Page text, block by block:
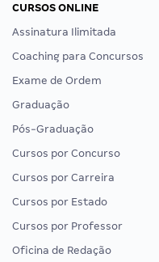
CURSOS ONLINE
Assinatura Ilimitada
Coaching para Concursos
Exame de Ordem
Graduação
Pós-Graduação
Cursos por Concurso
Cursos por Carreira
Cursos por Estado
Cursos por Professor
Oficina de Redação